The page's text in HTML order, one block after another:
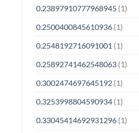
0.23897910777968945(1)
0.2500400845610936(1)
0.2548192716091001 (1)
0.25892741462548063(1)
0.3002474697645192(1)
0.3253998804590934(1)
0.33045414692931296(1)